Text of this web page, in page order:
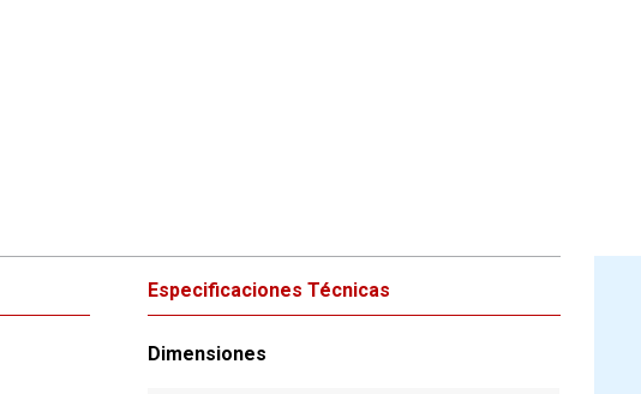
Especificaciones Técnicas
Dimensiones